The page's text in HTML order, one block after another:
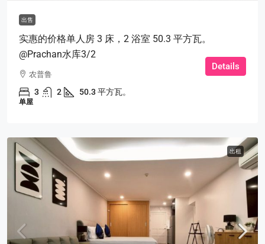
出售
实惠的价格单人房 3 床，2 浴室 50.3 平方瓦。
@Prachan水库3/2
农普鲁
3 2 50.3 平方瓦。
单屋
Details
出租